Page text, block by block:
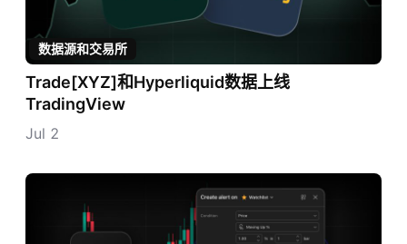
数据源和交易所
Trade[XYZ]和Hyperliquid数据上线
TradingView
Jul 2